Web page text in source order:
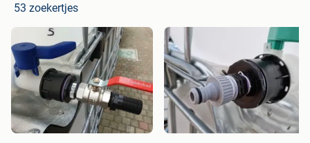
53 zoekertjes